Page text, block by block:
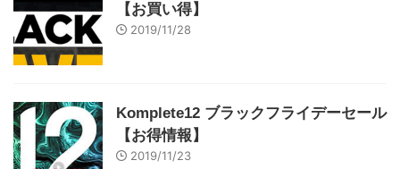
【お買い得】
2019/11/28
Komplete12 ブラックフライデーセール
【お得情報】
2019/11/23